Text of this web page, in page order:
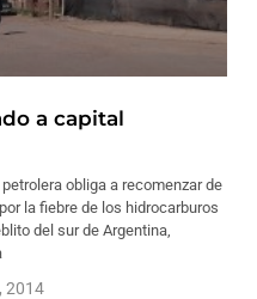
a capital
obliga a recomenzar de
la fiebre de los hidrocarburos
del sur de Argentina,
2014